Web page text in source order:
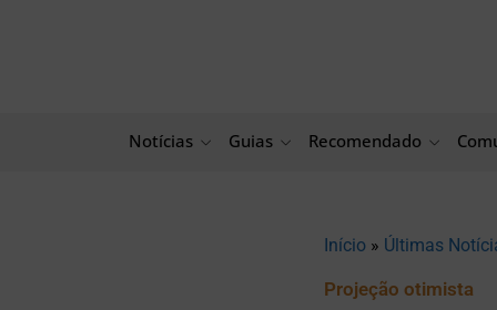
Notícias Guias Recomendado
Início » Últimas
Projeção otimista